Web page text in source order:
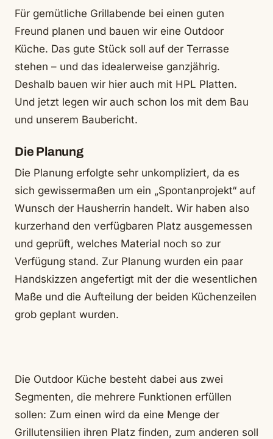
Für gemütliche Grillabende bei einen guten
Freund planen und bauen wir eine Outdoor
Küche. Das gute Stück soll auf der Terrasse
stehen – und das idealerweise ganzjährig.
Deshalb bauen wir hier auch mit HPL Platten.
Und jetzt legen wir auch schon los mit dem Bau
und unserem Baubericht.
Die Planung
Die Planung erfolgte sehr unkompliziert, da es
sich gewissermaßen um ein „Spontanprojekt“ auf
Wunsch der Hausherrin handelt. Wir haben also
kurzerhand den verfügbaren Platz ausgemessen
und geprüft, welches Material noch so zur
Verfügung stand. Zur Planung wurden ein paar
Handskizzen angefertigt mit der die wesentlichen
Maße und die Aufteilung der beiden Küchenzeilen
grob geplant wurden.
Die Outdoor Küche besteht dabei aus zwei
Segmenten, die mehrere Funktionen erfüllen
sollen: Zum einen wird da eine Menge der
Grillutensilien ihren Platz finden, zum anderen soll